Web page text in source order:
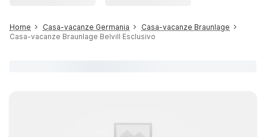
Home Casa-vacanze Germania
Casa-vacanze Braunlage
Casa-vacanze Braunlage Belvill Esclusivo